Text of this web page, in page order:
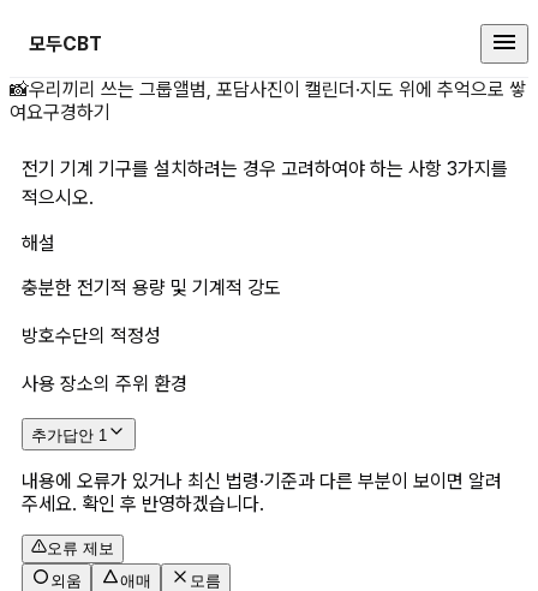
모두CBT
전기 기계 기구를 설치하려는 경우
📸우리끼리 쓰는 그룹앨범, 포담사진이 캘린더·지도 위에 추억으로 쌓
여요구경하기
전기 기계 기구를 설치하려는 경우 고려하여야 하는 사항 3가지를
적으시오.
해설
충분한 전기적 용량 및 기계적 강도
방호수단의 적정성
사용 장소의 주위 환경
추가답안 1
내용에 오류가 있거나 최신 법령·기준과 다른 부분이 보이면 알려
주세요. 확인 후 반영하겠습니다.
오류 제보
외움
애매
모름